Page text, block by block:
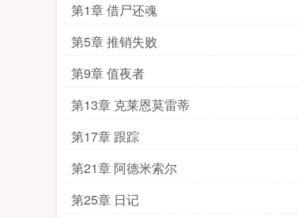
第1章 借尸还魂
第5章 推销失败
第9章 值夜者
第13章 克莱恩莫雷蒂
第17章 跟踪
第21章 阿德米索尔
第25章 日记